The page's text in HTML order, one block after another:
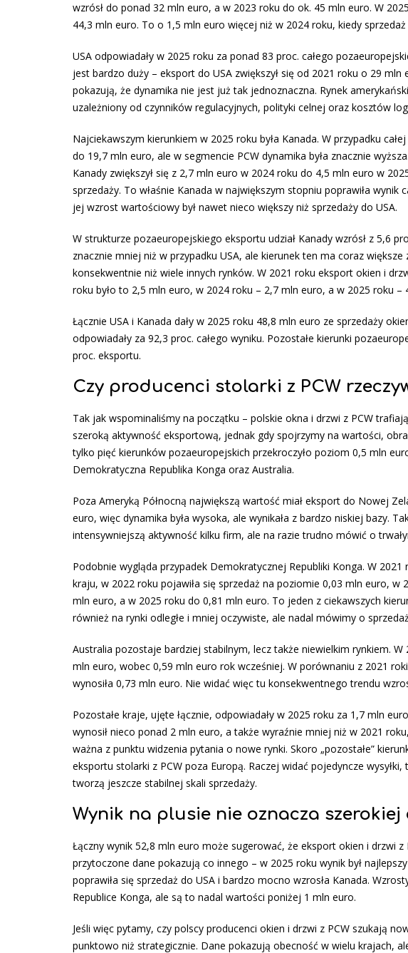
wzrósł do ponad 32 mln euro, a w 2023 roku do ok. 45 mln euro. W
44,3 mln euro. To o 1,5 mln euro więcej niż w 2024 roku, kiedy
USA odpowiadały w 2025 roku za ponad 83 proc. całego
jest bardzo duży – eksport do USA zwiększył się od 2021 roku o 29
pokazują, że dynamika nie jest już tak jednoznaczna. Rynek
uzależniony od czynników regulacyjnych, polityki celnej oraz kosztów
Najciekawszym kierunkiem w 2025 roku była Kanada. W przypadku
do 19,7 mln euro, ale w segmencie PCW dynamika była znacznie
Kanady zwiększył się z 2,7 mln euro w 2024 roku do 4,5 mln euro w
sprzedaży. To właśnie Kanada w największym stopniu poprawiła
jej wzrost wartościowy był nawet nieco większy niż sprzedaży do USA.
W strukturze pozaeuropejskiego eksportu udział Kanady wzrósł z 5,6
znacznie mniej niż w przypadku USA, ale kierunek ten ma coraz
konsekwentnie niż wiele innych rynków. W 2021 roku eksport okien i
roku było to 2,5 mln euro, w 2024 roku – 2,7 mln euro, a w 2025 roku –
Łącznie USA i Kanada dały w 2025 roku 48,8 mln euro ze sprzedaży
odpowiadały za 92,3 proc. całego wyniku. Pozostałe kierunki
proc. eksportu.
Czy producenci stolarki z PCW
Tak jak wspominaliśmy na początku – polskie okna i drzwi z PCW
szeroką aktywność eksportową, jednak gdy spojrzymy na wartości,
tylko pięć kierunków pozaeuropejskich przekroczyło poziom 0,5 mln
Demokratyczna Republika Konga oraz Australia.
Poza Ameryką Północną największą wartość miał eksport do Nowej
euro, więc dynamika była wysoka, ale wynikała z bardzo niskiej bazy.
intensywniejszą aktywność kilku firm, ale na razie trudno mówić o
Podobnie wygląda przypadek Demokratycznej Republiki Konga. W
kraju, w 2022 roku pojawiła się sprzedaż na poziomie 0,03 mln euro,
mln euro, a w 2025 roku do 0,81 mln euro. To jeden z ciekawszych
również na rynki odległe i mniej oczywiste, ale nadal mówimy o
Australia pozostaje bardziej stabilnym, lecz także niewielkim rynkiem.
mln euro, wobec 0,59 mln euro rok wcześniej. W porównaniu z 2021
wynosiła 0,73 mln euro. Nie widać więc tu konsekwentnego trendu
Pozostałe kraje, ujęte łącznie, odpowiadały w 2025 roku za 1,7 mln
wynosił nieco ponad 2 mln euro, a także wyraźnie mniej niż w 2021
ważna z punktu widzenia pytania o nowe rynki. Skoro „pozostałe”
eksportu stolarki z PCW poza Europą. Raczej widać pojedyncze
tworzą jeszcze stabilnej skali sprzedaży.
Wynik na plusie nie oznacza szerokiej
Łączny wynik 52,8 mln euro może sugerować, że eksport okien i drzwi
przytoczone dane pokazują co innego – w 2025 roku wynik był
poprawiła się sprzedaż do USA i bardzo mocno wzrosła Kanada.
Republice Konga, ale są to nadal wartości poniżej 1 mln euro.
Jeśli więc pytamy, czy polscy producenci okien i drzwi z PCW szukają
punktowo niż strategicznie. Dane pokazują obecność w wielu krajach,